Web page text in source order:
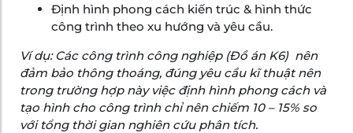
Định hình phong cách kiến trúc & hình thức
công trình theo xu hướng và yêu cầu.
Ví dụ: Các công trình công nghiệp (Đồ án K6) nên
đảm bảo thông thoáng, đúng yêu cầu kĩ thuật nên
trong trường hợp này việc định hình phong cách và
tạo hình cho công trình chỉ nên chiếm 10 – 15% so
với tổng thời gian nghiên cứu phân tích.